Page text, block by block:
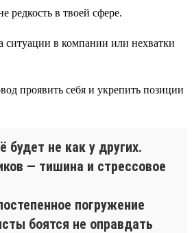
редкость в твоей сфере.
в компании или нехватки
проявить себя и укрепить позиции
не как у других.
— тишина и стрессовое
погружение
боятся не оправдать